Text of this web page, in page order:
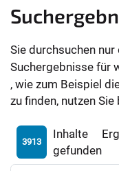
Sie durchsuchen
Suchergebnisse für
, wie zum Beispiel
zu finden, nutzen
3913
Inhalte
gefunden